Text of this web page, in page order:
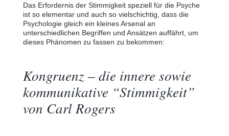
Das Erfordernis der Stimmigkeit speziell für die Psyche
ist so elementar und auch so vielschichtig, dass die
Psychologie gleich ein kleines Arsenal an
unterschiedlichen Begriffen und Ansätzen auffährt, um
dieses Phänomen zu fassen zu bekommen:
Kongruenz ‒ die innere sowie
kommunikative “Stimmigkeit”
von Carl Rogers